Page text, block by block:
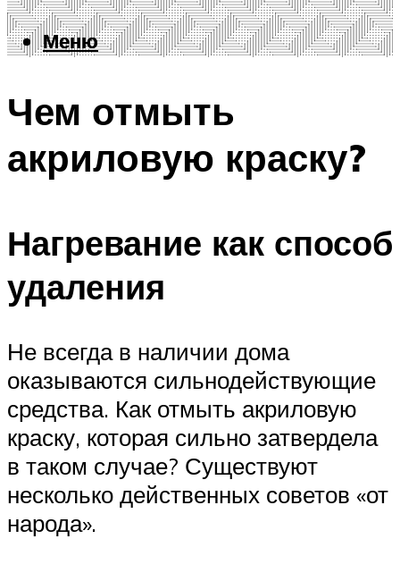
Меню
Меню
Чем отмыть
акриловую краску?
Нагревание как способ
удаления
Не всегда в наличии дома
оказываются сильнодействующие
средства. Как отмыть акриловую
краску, которая сильно затвердела
в таком случае? Существуют
несколько действенных советов «от
народа».